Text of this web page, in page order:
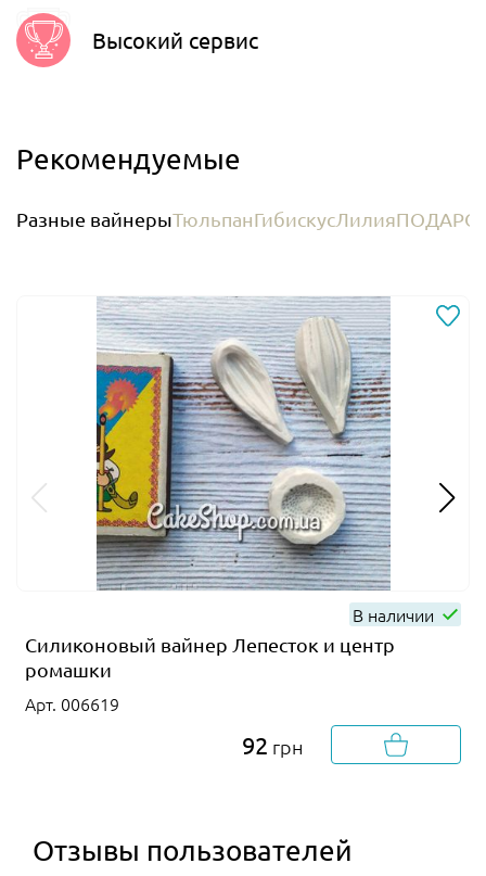
Высокий сервис
Рекомендуемые
Разные вайнерыТюльпанГибискусЛилия
В наличии
Силиконовый вайнер Лепесток и центр
ромашки
Арт. 006619
92 грн
Отзывы пользователей